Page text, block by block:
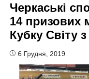
Черкаські
14 призових
Кубку Світу
6 Грудня, 2019